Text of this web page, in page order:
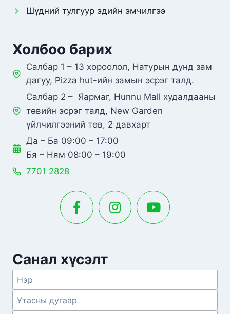
Шүдний тулгуур эдийн эмчилгээ
Санал хүсэлт
Холбоо барих
Салбар 1 – 13 хороолол, Натурын дунд зам
дагуу, Pizza hut-ийн замын эсрэг талд.
Салбар 2 – Яармаг, Hunnu Mall худалдааны
төвийн эсрэг талд, New Garden
үйлчилгээний төв, 2 давхарт
Да – Ба 09:00 – 17:00
Бя – Ням 08:00 – 19:00
7701 2828